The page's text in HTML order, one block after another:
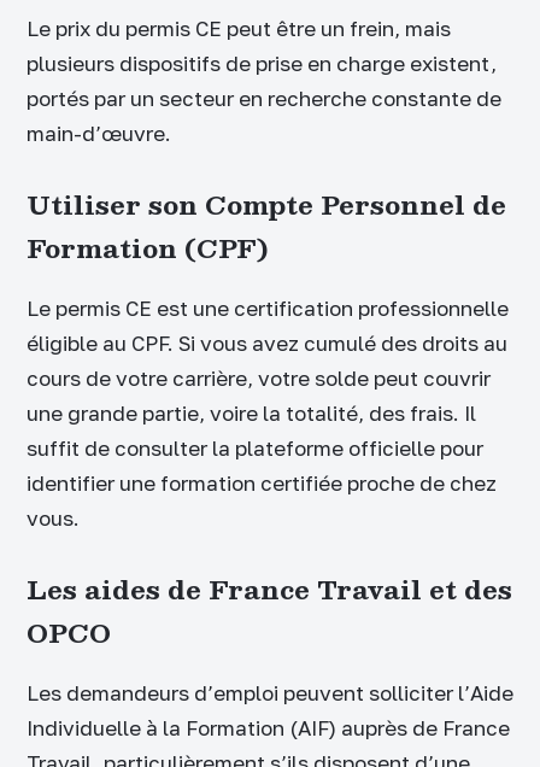
Le prix du permis CE peut être un frein, mais
plusieurs dispositifs de prise en charge existent,
portés par un secteur en recherche constante de
main-d’œuvre.
Utiliser son Compte Personnel de
Formation (CPF)
Le permis CE est une certification professionnelle
éligible au CPF. Si vous avez cumulé des droits au
cours de votre carrière, votre solde peut couvrir
une grande partie, voire la totalité, des frais. Il
suffit de consulter la plateforme officielle pour
identifier une formation certifiée proche de chez
vous.
Les aides de France Travail et des
OPCO
Les demandeurs d’emploi peuvent solliciter l’Aide
Individuelle à la Formation (AIF) auprès de France